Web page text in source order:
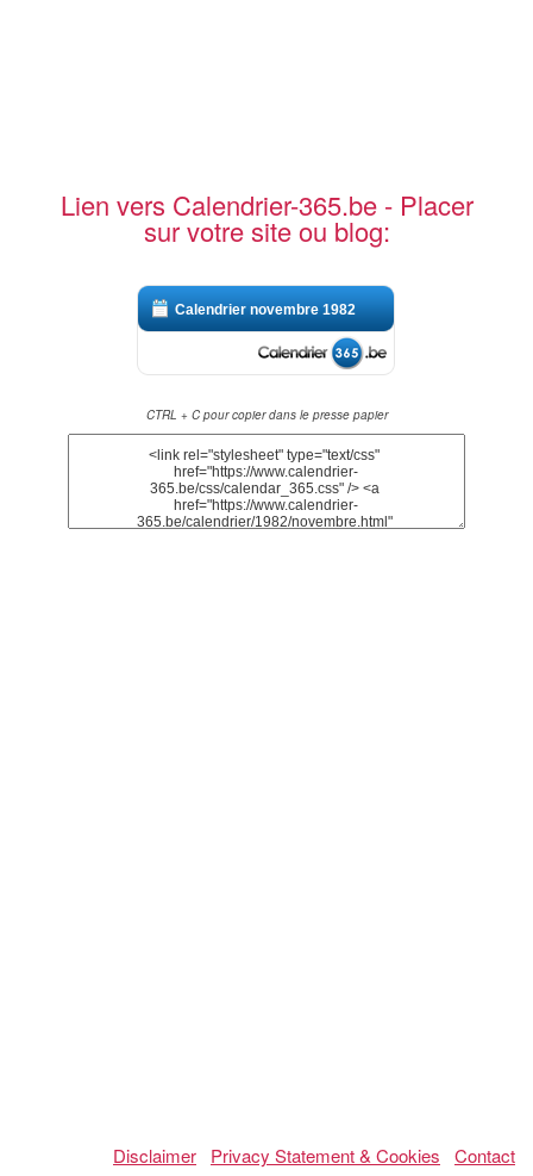
Lien vers Calendrier-365.be - Placer
sur votre site ou blog:
Calendrier novembre 1982
CTRL + C pour copier dans le presse papier
Disclaimer Privacy Statement & Cookies Contact